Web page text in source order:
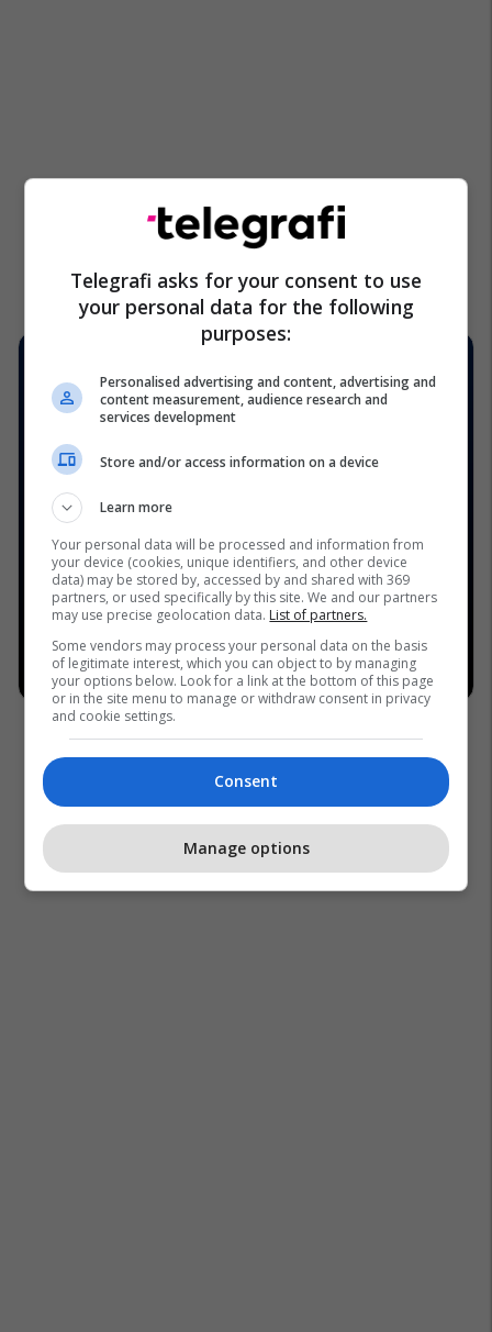
Telegrafi asks for your consent to use
your personal data for the following
purposes:
Personalised advertising and content, advertising and
content measurement, audience research and
services development
Store and/or access information on a device
Learn more
Your personal data will be processed and information from
your device (cookies, unique identifiers, and other device
data) may be stored by, accessed by and shared with 369
partners, or used specifically by this site. We and our partners
may use precise geolocation data. List of partners.
Some vendors may process your personal data on the basis
of legitimate interest, which you can object to by managing
your options below. Look for a link at the bottom of this page
or in the site menu to manage or withdraw consent in privacy
and cookie settings.
Consent
Manage options